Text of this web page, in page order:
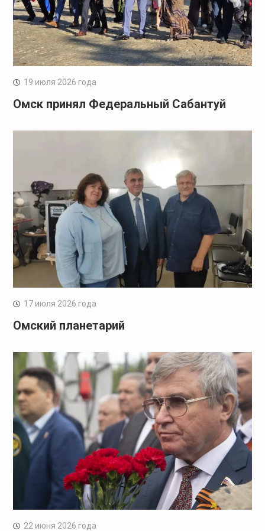
19 июля 2026 года
Омск принял Федеральный Сабантуй
17 июля 2026 года
Омский планетарий
22 июня 2026 года